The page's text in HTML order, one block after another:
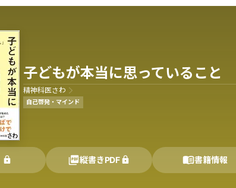
子どもが本当に思っていること
精神科医さわ
自己啓発・マインド
縦書きPDF 書籍情報